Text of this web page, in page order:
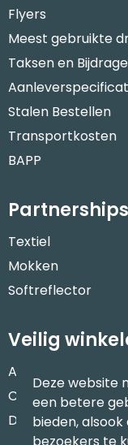
Flyers
Meest gebruikte
Taksen en
Stalen Bestellen
Transportkosten
BAPP
Partnerships
Textiel
Mokken
Softreflector
Veilig
Algemene
Cookieverklaring
Disclaimer
Deze website
een betere
bieden,